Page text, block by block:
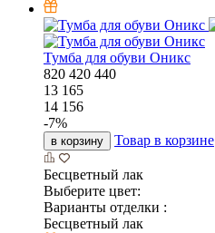
Тумба для обуви Оникс
820 420 440
13 165
14 156
-7%
в корзину Товар в корзине
Бесцветный лак
Выберите цвет:
Варианты отделки :
Бесцветный лак